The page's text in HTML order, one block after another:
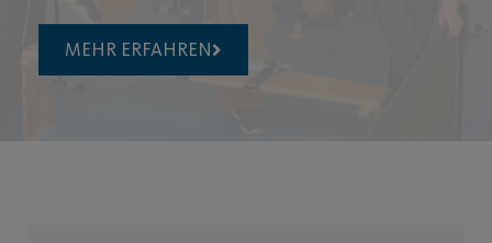
MEHR ERFAHREN